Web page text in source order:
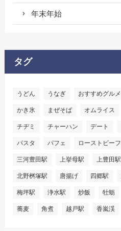
年末年始
タグ
うどん うなぎ おすすめグルメ
かき氷 まぜそば オムライス
チヂミ チャーハン デート
パスタ パフェ ローストビーフ
三河豊田駅 上挙母駅 上豊田駅
北野桝塚駅 唐揚げ 四郷駅
梅坪駅 浄水駅 炒飯 牡蛎
蕎麦 角煮 越戸駅 香嵐渓